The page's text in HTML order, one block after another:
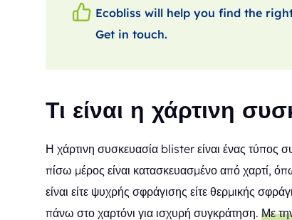
Ecobliss will help you find the
Get in touch.
Τι είναι η χάρτινη
Η χάρτινη συσκευασία blister είναι ένας τύπος
πίσω μέρος είναι κατασκευασμένο από χαρτί,
είναι είτε ψυχρής σφράγισης είτε θερμικής
πάνω στο χαρτόνι για ισχυρή συγκράτηση. Με